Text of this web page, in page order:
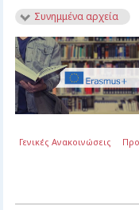
Συνημμένα αρχεία
Γενικές Ανακοινώσεις